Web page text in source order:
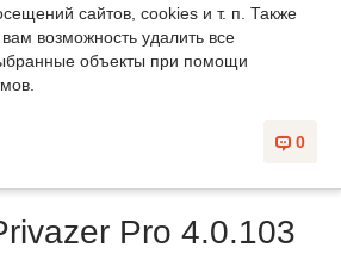
сайтов, cookies и т. п. Также
возможность удалить все
объекты при помощи
0
Pro 4.0.103